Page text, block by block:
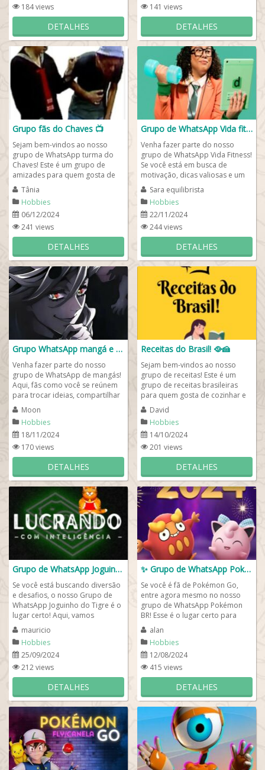
184 views
DETALHES
141 views
DETALHES
Grupo fãs do Chaves 📺
Sejam bem-vindos ao nosso
grupo de WhatsApp turma do
Chaves! Este é um grupo de
amizades para quem gosta de
assistir ao seriado Chaves e dar
bias risadas com o...
Tânia
Hobbies
06/12/2024
241 views
DETALHES
Grupo de WhatsApp Vida fitness 💪🏻🤸🏻🥗
Venha fazer parte do nosso
grupo de WhatsApp Vida Fitness!
Se você está em busca de
motivação, dicas valiosas e um
espaço para compartilhar sua
jornada...
Sara equilibrista
Hobbies
22/11/2024
244 views
DETALHES
Grupo WhatsApp mangá e anime
Venha fazer parte do nosso
grupo de WhatsApp de mangás!
Aqui, fãs como você se reúnem
para trocar ideias, compartilhar
recomendações, teorias, memes
e,...
Moon
Hobbies
18/11/2024
170 views
DETALHES
Receitas do Brasil! 🥘🍰
Sejam bem-vindos ao nosso
grupo de receitas! Este é um
grupo de receitas brasileiras
para quem gosta de cozinhar e
fazer novas amizades pelo Brasil
e pelo...
David
Hobbies
14/10/2024
201 views
DETALHES
Grupo de WhatsApp Joguinho do tigre 🐯
Se você está buscando diversão
e desafios, o nosso Grupo de
WhatsApp Joguinho do Tigre é o
lugar certo! Aqui, vamos
compartilhar estratégias, dicas
e,...
mauricio
Hobbies
25/09/2024
212 views
DETALHES
✨ Grupo de WhatsApp Pokémon BR 💫🦊
Se você é fã de Pokémon Go,
entre agora mesmo no nosso
grupo de WhatsApp Pokémon
BR! Esse é o lugar certo para
você que gosta de fazer novas
amizades por...
alan
Hobbies
12/08/2024
415 views
DETALHES